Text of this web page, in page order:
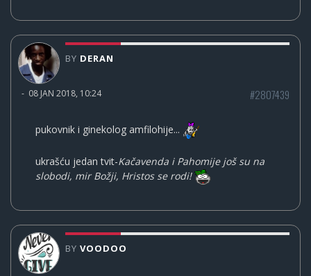
BY DERAN
- 08 JAN 2018, 10:24 #2807439
pukovnik i ginekolog amfilohije...
ukrašću jedan tvit-Kačavenda i Pahomije još su na
slobodi, mir Božji, Hristos se rodi!
BY VOODOO